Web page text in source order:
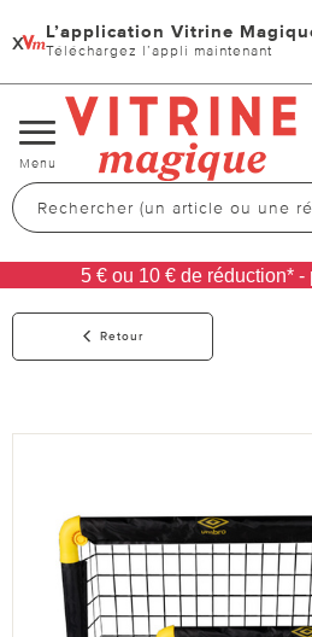
x L’application Vitrine
Téléchargez l’appli maintenant
Changer
de
navigation
Menu
5 € ou 10 € de réduction*
Retour